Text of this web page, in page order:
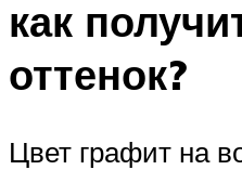
как
оттенок?
Цвет графит на